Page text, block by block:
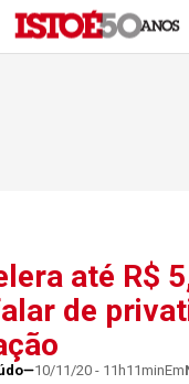
até R$
de
10/11/20 - 11h11minEm